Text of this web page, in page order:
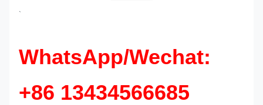
`
WhatsApp/Wechat:
+86 13434566685